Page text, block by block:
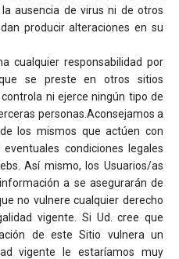
ausencia de virus ni de otros
producir alteraciones en su
cualquier responsabilidad por
se preste en otros sitios
ni ejerce ningún tipo de
personas.Aconsejamos a
los mismos que actúen con
condiciones legales
Así mismo, los Usuarios/as
a se asegurarán de
no vulnere cualquier derecho
vigente. Si Ud. cree que
de este Sitio vulnera un
vigente le estaríamos muy